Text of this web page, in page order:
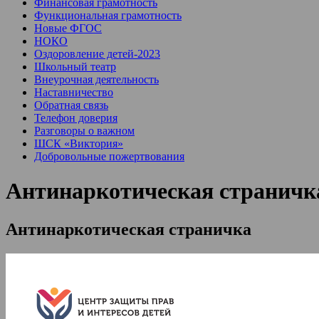
Финансовая грамотность
Функциональная грамотность
Новые ФГОС
НОКО
Оздоровление детей-2023
Школьный театр
Внеурочная деятельность
Наставничество
Обратная связь
Телефон доверия
Разговоры о важном
ШСК «Виктория»
Добровольные пожертвования
Антинаркотическая
Антинаркотическая страничка